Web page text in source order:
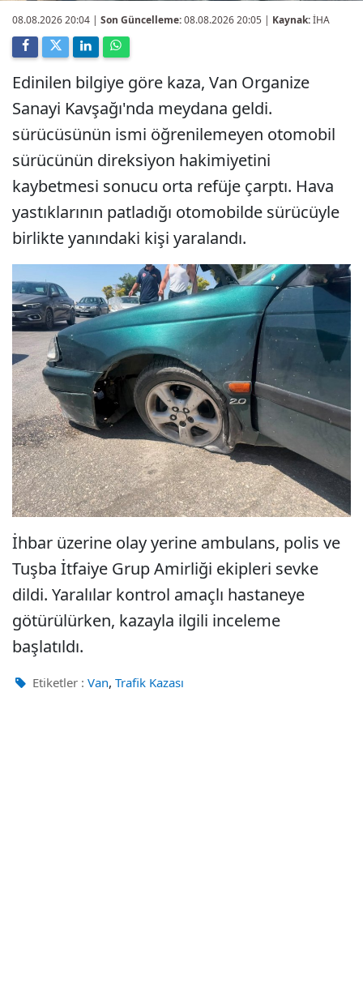
08.08.2026 20:04 | Son Güncelleme:08.08.2026 20:05 | Kaynak:İHA
Edinilen bilgiye göre kaza, Van Organize
Sanayi Kavşağı'nda meydana geldi.
sürücüsünün ismi öğrenilemeyen otomobil
sürücünün direksiyon hakimiyetini
kaybetmesi sonucu orta refüje çarptı. Hava
yastıklarının patladığı otomobilde sürücüyle
birlikte yanındaki kişi yaralandı.
İhbar üzerine olay yerine ambulans, polis ve
Tuşba İtfaiye Grup Amirliği ekipleri sevke
dildi. Yaralılar kontrol amaçlı hastaneye
götürülürken, kazayla ilgili inceleme
başlatıldı.
Etiketler : Van, Trafik Kazası